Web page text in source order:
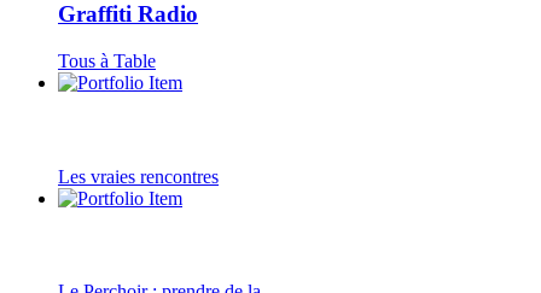
Graffiti Radio
Tous à Table
Les vraies rencontres